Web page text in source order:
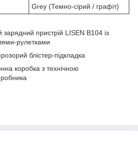
Grey (Темно-сірий / графіт)
зарядний пристрій LISEN B104 із
рулетками
блістер-підкладка
коробка з технічною